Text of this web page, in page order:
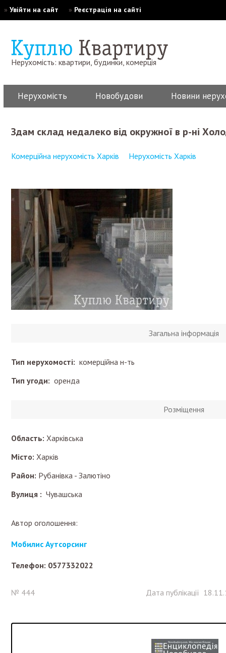
» Увійти на сайт » Реєстрація на сайті
Нерухомість: квартири, будинки, комерція
Нерухомість Новобудови Новини
Здам склад недалеко від окружної в р-ні
Комерційна нерухомість Харків Нерухомість Харків
Загальна інформація
Тип нерухомості: комерційна н-ть
Тип угоди: оренда
Розміщення
Область: Харківська
Місто: Харків
Район: Рубанівка - Залютіно
Вулиця : Чувашська
Автор оголошення:
Мобилис Аутсорсинг
Телефон: 0577332022
№ 444 Дата публікації